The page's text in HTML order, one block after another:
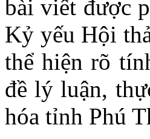
bài viết được
Kỷ yếu Hội
thể hiện rõ
đề lý luận,
hóa tỉnh Phú